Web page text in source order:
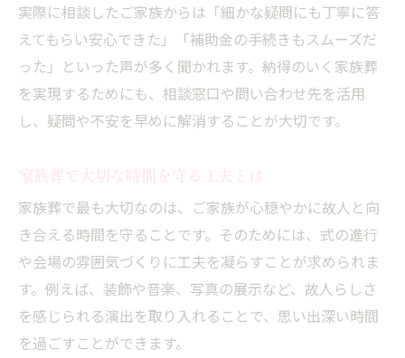
実際に相談したご家族からは「細かな疑問にも丁寧に答
えてもらい安心できた」「補助金の手続きもスムーズだ
った」といった声が多く聞かれます。納得のいく家族葬
を実現するためにも、相談窓口や問い合わせ先を活用
し、疑問や不安を早めに解消することが大切です。
家族葬で最も大切なのは、ご家族が心穏やかに故人と向
き合える時間を守ることです。そのためには、式の進行
や会場の雰囲気づくりに工夫を凝らすことが求められま
す。例えば、装飾や音楽、写真の展示など、故人らしさ
を感じられる演出を取り入れることで、思い出深い時間
を過ごすことができます。